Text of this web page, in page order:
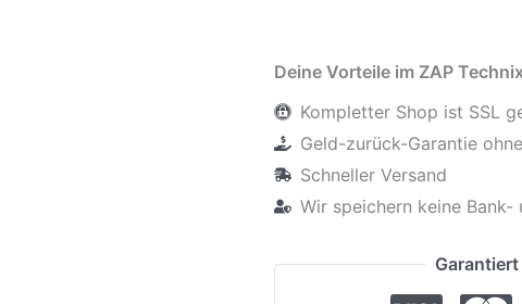
Deine Vorteile im ZAP
Kompletter Shop ist SSL
Geld-zurück-Garantie
Schneller Versand
Wir speichern keine